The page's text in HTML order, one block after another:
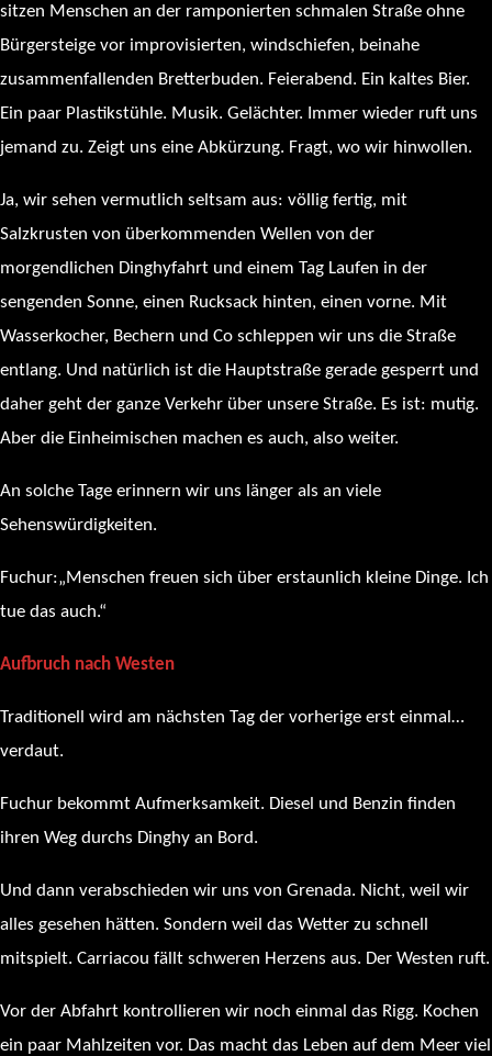
sitzen Menschen an der ramponierten schmalen Straße ohne
Bürgersteige vor improvisierten, windschiefen, beinahe
zusammenfallenden Bretterbuden. Feierabend. Ein kaltes Bier.
Ein paar Plastikstühle. Musik. Gelächter. Immer wieder ruft uns
jemand zu. Zeigt uns eine Abkürzung. Fragt, wo wir hinwollen.
Ja, wir sehen vermutlich seltsam aus: völlig fertig, mit
Salzkrusten von überkommenden Wellen von der
morgendlichen Dinghyfahrt und einem Tag Laufen in der
sengenden Sonne, einen Rucksack hinten, einen vorne. Mit
Wasserkocher, Bechern und Co schleppen wir uns die Straße
entlang. Und natürlich ist die Hauptstraße gerade gesperrt und
daher geht der ganze Verkehr über unsere Straße. Es ist: mutig.
Aber die Einheimischen machen es auch, also weiter.
An solche Tage erinnern wir uns länger als an viele
Sehenswürdigkeiten.
Fuchur:„Menschen freuen sich über erstaunlich kleine Dinge. Ich
tue das auch.“
Aufbruch nach Westen
Traditionell wird am nächsten Tag der vorherige erst einmal…
verdaut.
Fuchur bekommt Aufmerksamkeit. Diesel und Benzin finden
ihren Weg durchs Dinghy an Bord.
Und dann verabschieden wir uns von Grenada. Nicht, weil wir
alles gesehen hätten. Sondern weil das Wetter zu schnell
mitspielt. Carriacou fällt schweren Herzens aus. Der Westen ruft.
Vor der Abfahrt kontrollieren wir noch einmal das Rigg. Kochen
ein paar Mahlzeiten vor. Das macht das Leben auf dem Meer viel